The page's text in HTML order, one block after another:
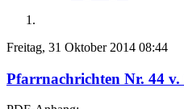
Freitag, 31 Oktober 2014 08:44
Pfarrnachrichten Nr. 44 v.